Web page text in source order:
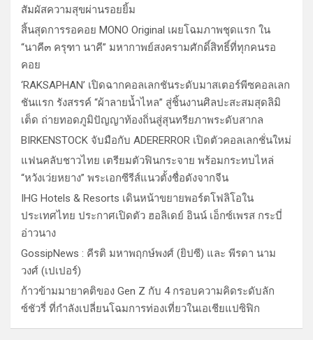
สัมผัสความสุขผ่านรอยยิ้ม
สิ้นสุดการรอคอย MONO Original เผยโฉมภาพชุดแรก ใน
“นาคี๓ ครุฑา นาคี” มหากาพย์สงครามศักดิ์สิทธิ์ที่ทุกคนรอ
คอย
‘RAKSAPHAN’ เปิดฉากคอลเลกชันระดับมาสเตอร์พีซคอลเลก
ชันแรก รังสรรค์ “ผ้าลายน้ำไหล” สู่ชิ้นงานศิลปะสะสมสุดลิมิ
เต็ด ถ่ายทอดภูมิปัญญาท้องถิ่นสู่สุนทรียภาพระดับสากล
BIRKENSTOCK จับมือกับ ADERERROR เปิดตัวคอลเลกชั่นใหม่
แฟนคลับชาวไทย เตรียมตัวฟินกระจาย พร้อมกระทบไหล่
“หวังเว่ยหยาง” พระเอกซีรีส์แนวตั้งชื่อดังจากจีน
IHG Hotels & Resorts เดินหน้าขยายพอร์ตโฟลิโอใน
ประเทศไทย ประกาศเปิดตัว ฮอลิเดย์ อินน์ เอ็กซ์เพรส กระบี่
อ่าวนาง
GossipNews : คีรติ มหาพฤกษ์พงศ์ (ยิปซี) และ พีรดา นาม
วงศ์ (เปเปอร์)
ก้าวข้ามมายาคติของ Gen Z กับ 4 กรอบความคิดระดับลัก
ซ์ชัวรี่ ที่กำลังเปลี่ยนโฉมการท่องเที่ยวในเอเชียแปซิฟิก